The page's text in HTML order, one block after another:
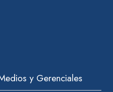
y Gerenciales